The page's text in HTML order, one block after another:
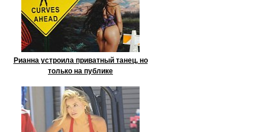
Рианна устроила приватный танец, но
только на публике